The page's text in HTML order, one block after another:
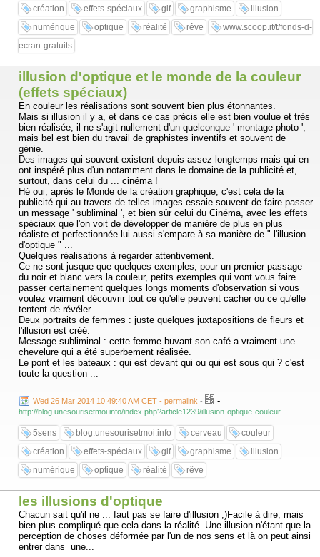
création
effets-spéciaux gif graphisme
illusion
numérique
optique réalité rêve
www.scoop.it/t/fonds-d-
ecran-gratuits
illusion d'optique et le monde de la couleur
(effets spéciaux)
En couleur les réalisations sont souvent bien plus étonnantes.
Mais si illusion il y a, et dans ce cas précis elle est bien voulue et très
bien réalisée, il ne s'agit nullement d'un quelconque ' montage photo ',
mais bel est bien du travail de graphistes inventifs et souvent de
génie.
Des images qui souvent existent depuis assez longtemps mais qui en
ont inspéré plus d'un notamment dans le domaine de la publicité et,
surtout, dans celui du ... cinéma !
Hé oui, après le Monde de la création graphique, c'est cela de la
publicité qui au travers de telles images essaie souvent de faire passer
un message ' subliminal ', et bien sûr celui du Cinéma, avec les effets
spéciaux que l'on voit de développer de manière de plus en plus
réaliste et perfectionnée lui aussi s'empare à sa manière de " l'illusion
d'optique " ...
Quelques réalisations à regarder attentivement.
Ce ne sont jusque que quelques exemples, pour un premier passage
du noir et blanc vers la couleur, petits exemples qui vont vous faire
passer certainement quelques longs moments d'observation si vous
voulez vraiment découvrir tout ce qu'elle peuvent cacher ou ce qu'elle
tentent de révéler ...
Deux portraits de femmes : juste quelques juxtapositions de fleurs et
l'illusion est créé.
Message subliminal : cette femme buvant son café a vraiment une
chevelure qui a été superbement réalisée.
Le pont et les bateaux : qui est devant qui ou qui est sous qui ? c'est
toute la question ...
Quant aux autres ' illusions ', que l'on qualifierait ici plutôt de ' créations
graphiques ' prenez le temps de les agrandir pour mieux les visualiser (
il suffit de cliquer sur les vignettes ) et là vous découvrirez vraiment
toute l'imagination, toute la subtilité et tout le talent dont peuvent être
doués certains.
Wed 26 Mar 2014 10:49:40 AM CET - permalink - -
http://blog.unesourisetmoi.info/index.php?article1239/illusion-optique-couleur
5sens blog.unesourisetmoi.info cerveau
couleur
création
effets-spéciaux gif graphisme
illusion
numérique
optique réalité rêve
les illusions d'optique
Chacun sait qu'il ne ... faut pas se faire d'illusion ;)Facile à dire, mais
bien plus compliqué que cela dans la réalité. Une illusion n'étant que la
perception de choses déformée par l'un de nos sens et là on peut ainsi
entrer dans une...